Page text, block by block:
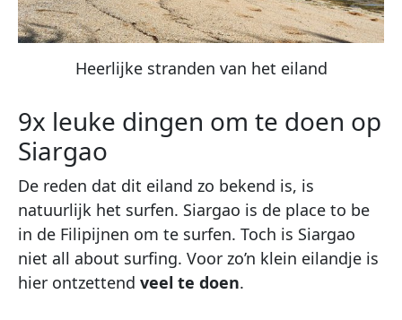
Heerlijke stranden van het eiland
9x leuke dingen om te doen op
Siargao
De reden dat dit eiland zo bekend is, is
natuurlijk het surfen. Siargao is de place to be
in de Filipijnen om te surfen. Toch is Siargao
niet all about surfing. Voor zo’n klein eilandje is
hier ontzettend veel te doen.